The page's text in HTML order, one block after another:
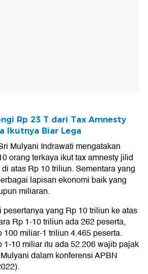
Rp 23 T dari Tax Amnesty
Ikutnya Biar Lega
Mulyani Indrawati mengatakan
orang terkaya ikut tax amnesty jilid
atas Rp 10 triliun. Sementara yang
lapisan ekonomi baik yang
miliaran.
yang Rp 10 triliun ke atas
Rp 1-10 triliun ada 262 peserta,
miliar-1 triliun 4.465 peserta.
1-10 miliar itu ada 52.206 wajib pajak
dalam konferensi APBN